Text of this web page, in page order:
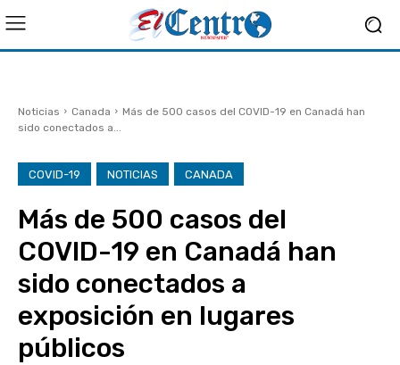
Noticias Canada
Más de 500 casos del COVID-19 en Canadá han
sido conectados a...
COVID-19 NOTICIAS CANADA
Más de 500 casos del
COVID-19 en Canadá han
sido conectados a
exposición en lugares
públicos